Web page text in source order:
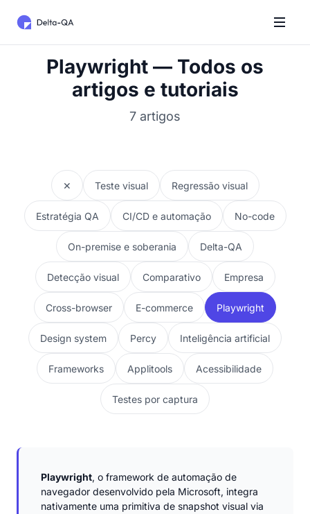
Playwright — Todos os
artigos e tutoriais
7 artigos
✕ Teste visual Regressão visual
Estratégia QA CI/CD e automação No-code
On-premise e soberania Delta-QA
Detecção visual Comparativo Empresa
Cross-browser E-commerce Playwright
Design system Percy Inteligência artificial
Frameworks Applitools Acessibilidade
Testes por captura
Playwright, o framework de automação de
navegador desenvolvido pela Microsoft, integra
nativamente uma primitiva de snapshot visual via